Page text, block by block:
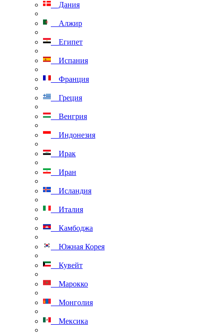
Дания
Алжир
Египет
Испания
Франция
Греция
Венгрия
Индонезия
Ирак
Иран
Исландия
Италия
Камбоджа
Южная Корея
Кувейт
Марокко
Монголия
Мексика